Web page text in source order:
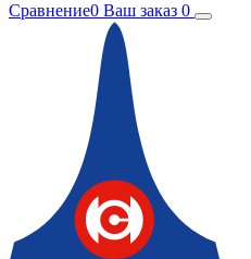
Сравнение0 Ваш заказ 0